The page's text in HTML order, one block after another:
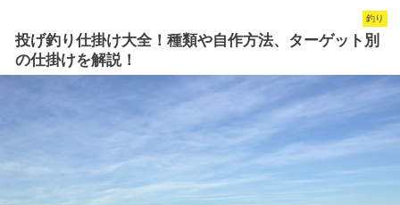
釣り
投げ釣り仕掛け大全！種類や自作方法、ターゲット別
の仕掛けを解説！